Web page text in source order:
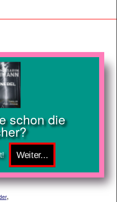
schon die
,